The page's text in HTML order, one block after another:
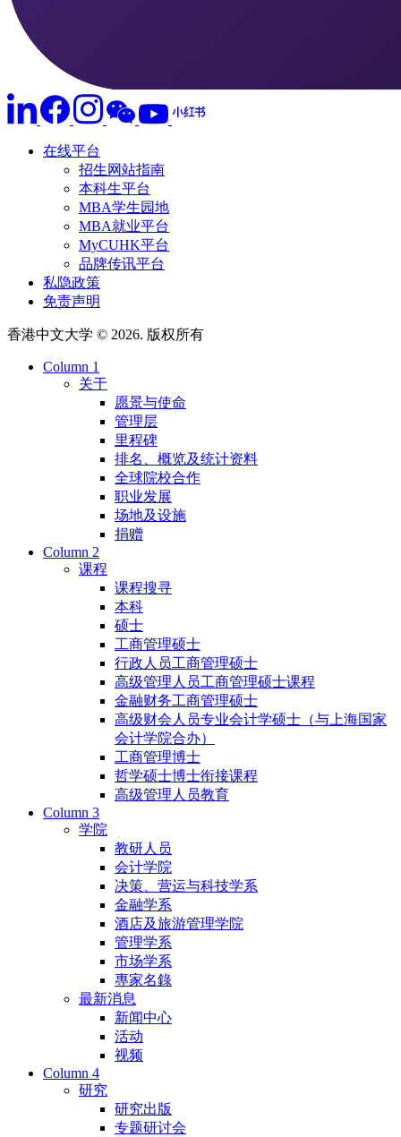
在线平台
招生网站指南
本科生平台
MBA学生园地
MBA就业平台
MyCUHK平台
品牌传讯平台
私隐政策
免责声明
香港中文大学 © 2026. 版权所有
Column 1
关于
愿景与使命
管理层
里程碑
排名、概览及统计资料
全球院校合作
职业发展
场地及设施
捐赠
Column 2
课程
课程搜寻
本科
硕士
工商管理硕士
行政人员工商管理硕士
高级管理人员工商管理硕士课程
金融财务工商管理硕士
高级财会人员专业会计学硕士（与上海国家
会计学院合办）
工商管理博士
哲学硕士博士衔接课程
高级管理人员教育
Column 3
学院
教研人员
会计学院
决策、营运与科技学系
金融学系
酒店及旅游管理学院
管理学系
市场学系
專家名錄
最新消息
新闻中心
活动
视频
Column 4
研究
研究出版
专题研讨会